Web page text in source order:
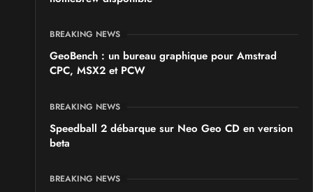
BREAKING NEWS
GeoBench : un bureau graphique pour Amstrad
CPC, MSX2 et PCW
BREAKING NEWS
Speedball 2 débarque sur Neo Geo CD en version
beta
BREAKING NEWS